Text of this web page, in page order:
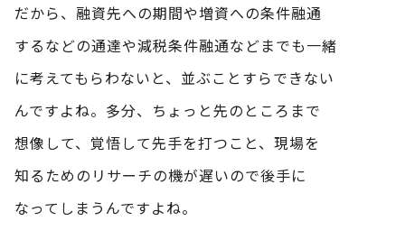
だから、融資先への期間や増資への条件融通
するなどの通達や減税条件融通などまでも一緒
に考えてもらわないと、並ぶことすらできない
んですよね。多分、ちょっと先のところまで
想像して、覚悟して先手を打つこと、現場を
知るためのリサーチの機が遅いので後手に
なってしまうんですよね。